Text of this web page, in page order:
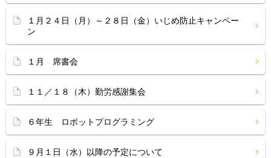
１月２４日（月）～２８日（金）いじめ防止キャンペー
ン
１月 席書会
１１／１８（木）勤労感謝集会
６年生 ロボットプログラミング
９月１日（水）以降の予定について